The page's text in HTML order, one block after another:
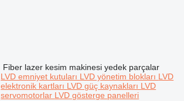
Fiber lazer kesim makinesi yedek parçalar
LVD emniyet kutuları LVD yönetim blokları LVD
elektronik kartları LVD güç kaynakları LVD
servomotorlar LVD gösterge panelleri